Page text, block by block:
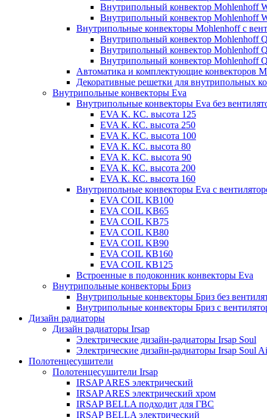
Внутрипольный конвектор Mohlenhoff
Внутрипольный конвектор Mohlenhoff
Внутрипольные конвекторы Mohlenhoff с
Внутрипольный конвектор Mohlenhoff
Внутрипольный конвектор Mohlenhoff
Внутрипольный конвектор Mohlenhoff
Автоматика и комплектующие конвекторов
Декоративные решетки для внутрипольных
Внутрипольные конвекторы Eva
Внутрипольные конвекторы Eva без
EVA K. КС. высота 125
EVA К. КС. высота 250
EVA К. KС. высота 100
EVA К. КС. высота 80
EVA К. KC. высота 90
EVA К. КС. высота 200
EVA К. КС. высота 160
Внутрипольные конвекторы Eva с
EVA COIL KB100
EVA COIL KB65
EVA COIL KB75
EVA COIL KB80
EVA COIL KB90
EVA COIL КВ160
EVA COIL КВ125
Встроенные в подоконник конвекторы Eva
Внутрипольные конвекторы Бриз
Внутрипольные конвекторы Бриз без
Внутрипольные конвекторы Бриз с
Дизайн радиаторы
Дизайн радиаторы Irsap
Электрические дизайн-радиаторы Irsap Soul
Электрические дизайн-радиаторы Irsap Soul
Полотенцесушители
Полотенцесушители Irsap
IRSAP ARES электрический
IRSAP ARES электрический хром
IRSAP BELLA подходит для ГВС
IRSAP BELLA электрический